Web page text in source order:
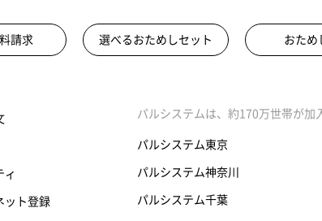
請求 選べるおためしセット おため
ィ
ット登録
パルシステムは、約170万世帯が加
パルシステム東京
パルシステム神奈川
パルシステム千葉